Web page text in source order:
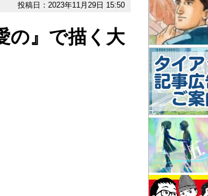
投稿日：2023年11月29日 15:50
の』で描く大